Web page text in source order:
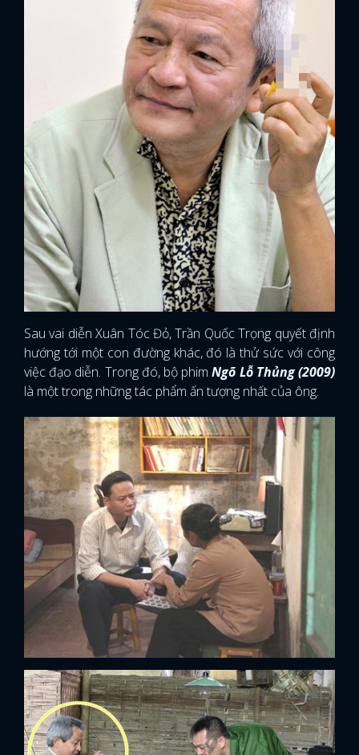
Sau vai diễn Xuân Tóc Đỏ, Trần Quốc Trọng quyết định
hướng tới một con đường khác, đó là thử sức với công
việc đạo diễn. Trong đó, bộ phimNgõ Lỗ Thủng (2009)
là một trong những tác phẩm ấn tượng nhất của ông.